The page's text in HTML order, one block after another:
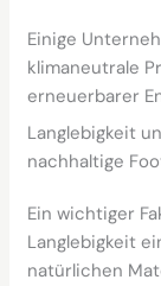
Einige
klimaneutrale
erneuerbarer
Langlebigkeit
nachhaltige
Ein wichtiger
Langlebigkeit
natürlichen